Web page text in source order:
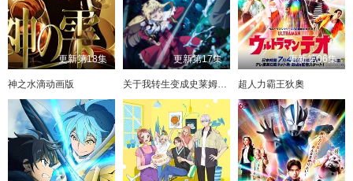
更新第18集
神之水滴动画版
更新第17集
关于我转生变成史莱姆这档事第四季
更新第06集
超人力霸王狄奧